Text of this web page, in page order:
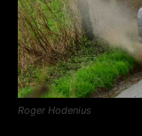
Roger Hodenius